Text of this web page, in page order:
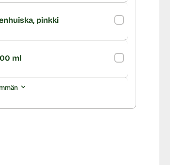
pinkki
ml